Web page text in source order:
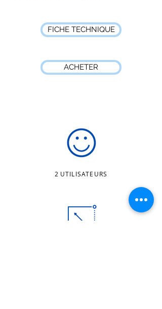
FICHE TECHNIQUE
ACHETER
2 UTILISATEURS